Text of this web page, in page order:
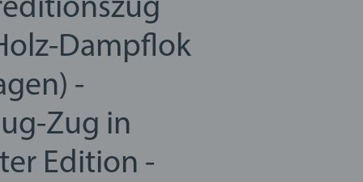
Dampflok
-
Zug in
Edition -